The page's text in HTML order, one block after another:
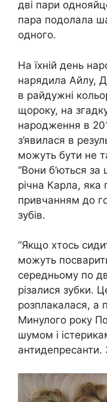
дві пари
пара подолала
одного.
На їхній день
нарядила Айлу,
в райдужні
щороку, на
народження в
з’явилася в
можуть бути не
“Вони б’ються
річна Карла, яка
привчанням до
зубів.
“Якщо хтось
можуть
середньому по
різалися зубки.
розплакалася, а
Минулого року
шумом і
антидепресанти.